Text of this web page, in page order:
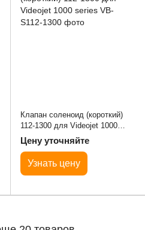
Клапан соленоид (короткий)
112-1300 для Videojet 1000
series
Цену уточняйте
Узнать цену